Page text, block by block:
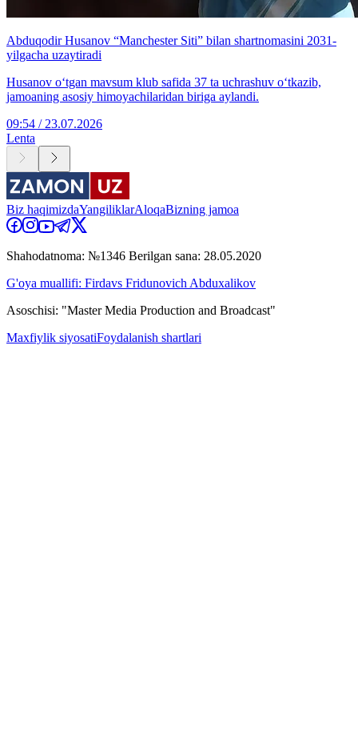
Abduqodir Husanov “Manchester Siti” bilan shartnomasini 2031-
yilgacha uzaytiradi
Husanov o‘tgan mavsum klub safida 37 ta uchrashuv o‘tkazib,
jamoaning asosiy himoyachilaridan biriga aylandi.
09:54 / 23.07.2026
Lenta
Biz haqimizdaYangiliklarAloqaBizning jamoa
Shahodatnoma: №1346 Berilgan sana: 28.05.2020
G'oya muallifi: Firdavs Fridunovich Abduxalikov
Asoschisi: "Master Media Production and Broadcast"
Maxfiylik siyosatiFoydalanish shartlari